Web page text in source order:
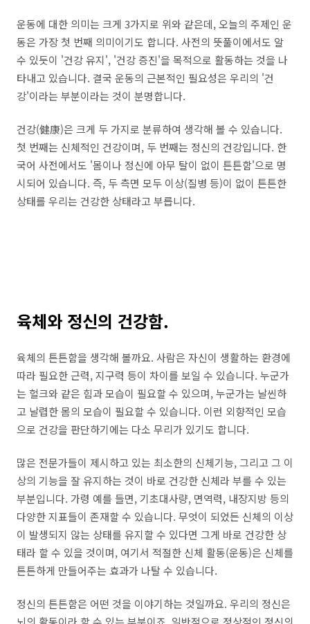
운동에 대한 의미는 크게 3가지로 위와 같은데, 오늘의 주제인 운
동은 가장 첫 번째 의미이기도 합니다. 사전의 뜻풀이에서도 알
수 있듯이 '건강 유지', '건강 증진'을 목적으로 활동하는 것을 나
타내고 있습니다. 결국 운동의 근본적인 필요성은 우리의 '건
강'이라는 부분이라는 것이 분명합니다.
건강(健康)은 크게 두 가지로 분류하여 생각해 볼 수 있습니다.
첫 번째는 신체적인 건강이며, 두 번째는 정신의 건강입니다. 한
국어 사전에서도 '몸이나 정신에 아무 탈이 없이 튼튼함'으로 명
시되어 있습니다. 즉, 두 측면 모두 이상(질병 등)이 없이 튼튼한
상태를 우리는 건강한 상태라고 부릅니다.
육체와 정신의 건강함.
육체의 튼튼함을 생각해 볼까요. 사람은 자신이 생활하는 환경에
따라 필요한 근력, 지구력 등이 차이를 보일 수 있습니다. 누군가
는 헐크와 같은 힘과 모습이 필요할 수 있으며, 누군가는 날씬하
고 날렵한 몸의 모습이 필요할 수 있습니다. 이런 외향적인 모습
으로 건강을 판단하기에는 다소 무리가 있기도 합니다.
많은 전문가들이 제시하고 있는 최소한의 신체기능, 그리고 그 이
상의 기능을 잘 유지하는 것이 바로 건강한 신체라 부를 수 있는
부분입니다. 가령 예를 들면, 기초대사량, 면역력, 내장지방 등의
다양한 지표들이 존재할 수 있습니다. 무엇이 되었든 신체의 이상
이 발생되지 않는 상태를 유지할 수 있다면 그게 바로 건강한 상
태라 할 수 있을 것이며, 여기서 적절한 신체 활동(운동)은 신체를
튼튼하게 만들어주는 효과가 나탈 수 있습니다.
정신의 튼튼함은 어떤 것을 이야기하는 것일까요. 우리의 정신은